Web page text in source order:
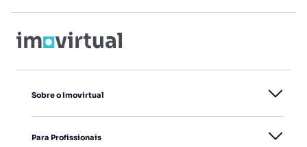
Sobre o Imovirtual
Para Profissionais